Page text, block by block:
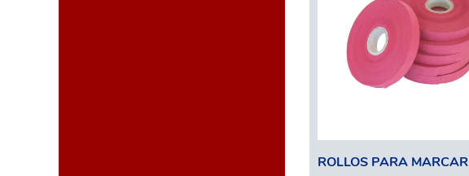
ROLLOS PARA MARCAR